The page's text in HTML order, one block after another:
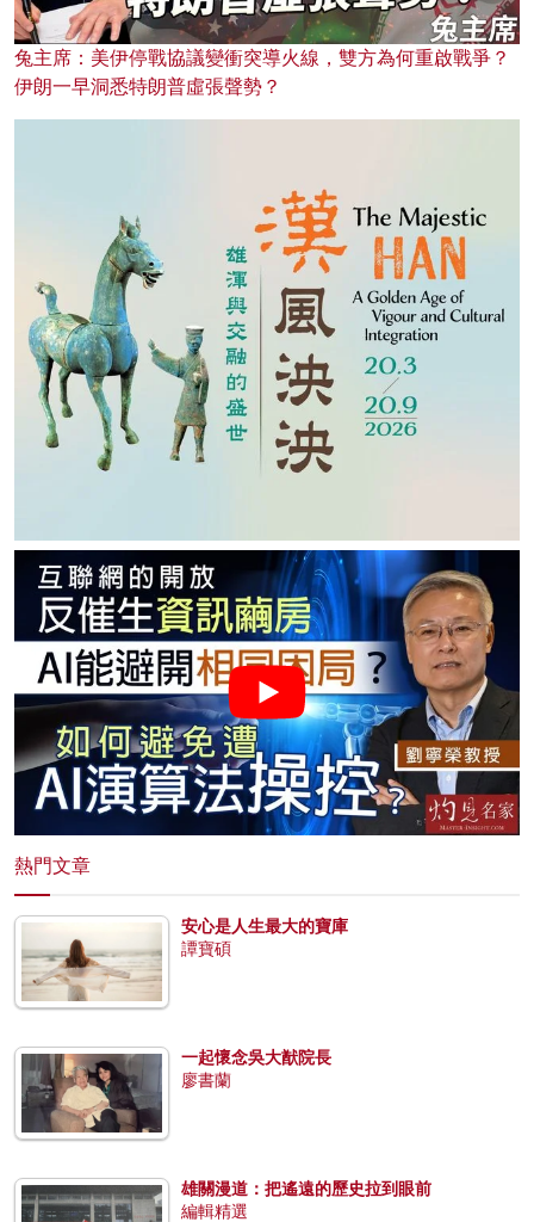
兔主席：美伊停戰協議變衝突導火線，雙方為何重啟戰爭？
伊朗一早洞悉特朗普虛張聲勢？
熱門文章
安心是人生最大的寶庫
譚寶碩
一起懷念吳大猷院長
廖書蘭
雄關漫道：把遙遠的歷史拉到眼前
編輯精選